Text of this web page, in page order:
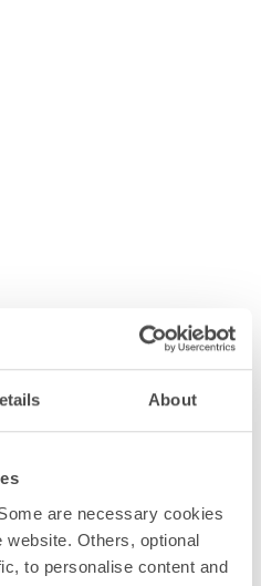
About
are necessary cookies
website. Others, optional
to personalise content and